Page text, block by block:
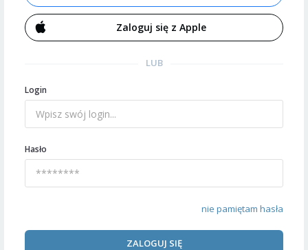
Zaloguj się z Apple
LUB
Login
Hasło
nie pamiętam hasła
ZALOGUJ SIĘ